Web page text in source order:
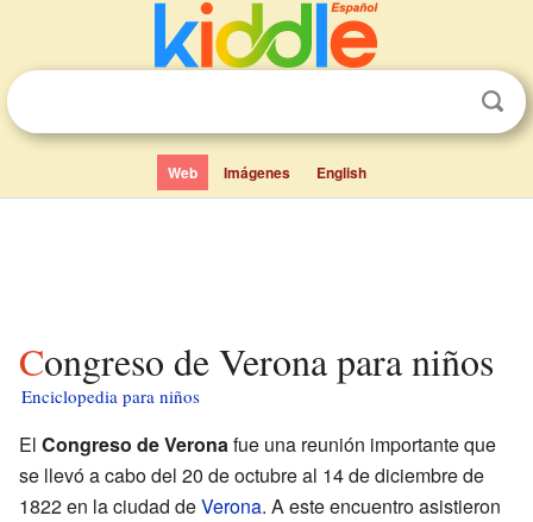
Web Imágenes English
Congreso de Verona para niños
Enciclopedia para niños
El Congreso de Veronafue una reunión importante que
se llevó a cabo del 20 de octubre al 14 de diciembre de
1822 en la ciudad deVerona. A este encuentro asistieron